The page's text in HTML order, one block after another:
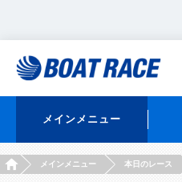
メインメニュー
HOMEメインメニュー 本日のレース